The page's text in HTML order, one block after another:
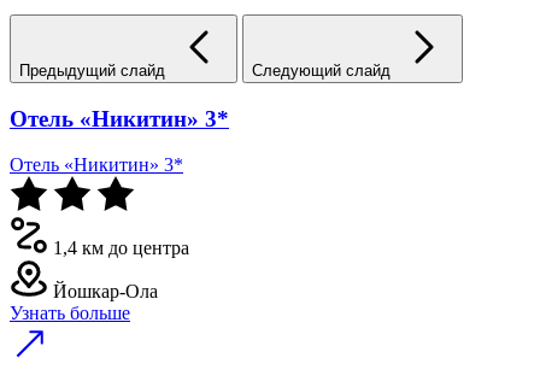
Предыдущий слайд Следующий слайд
Отель «Никитин» 3*
Отель «Никитин» 3*
1,4 км до центра
Йошкар-Ола
Узнать больше